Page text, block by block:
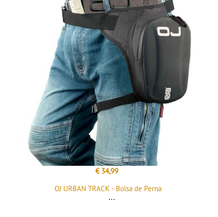
€ 34,99
OJ URBAN TRACK - Bolsa de Perna